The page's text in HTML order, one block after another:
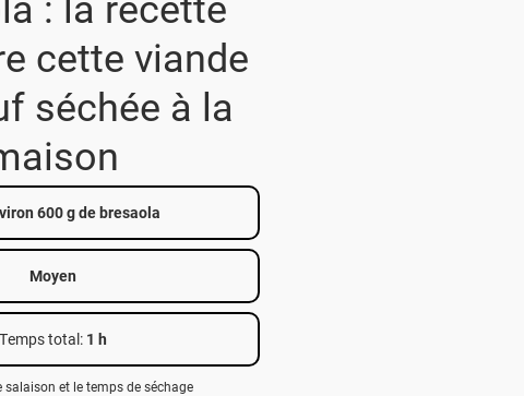
cette viande
séchée à la
600 g de bresaola
Moyen
Temps total: 1 h
salaison et le temps de séchage